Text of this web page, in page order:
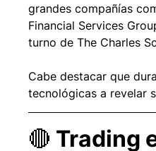
grandes compañías
Financial Services
turno de The Charles
Cabe destacar que
tecnológicas a revelar
🔴 Trading